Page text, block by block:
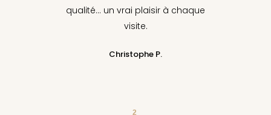
alsacien et la bouchée à la reine,
de vraies merveilles !
Marion T.